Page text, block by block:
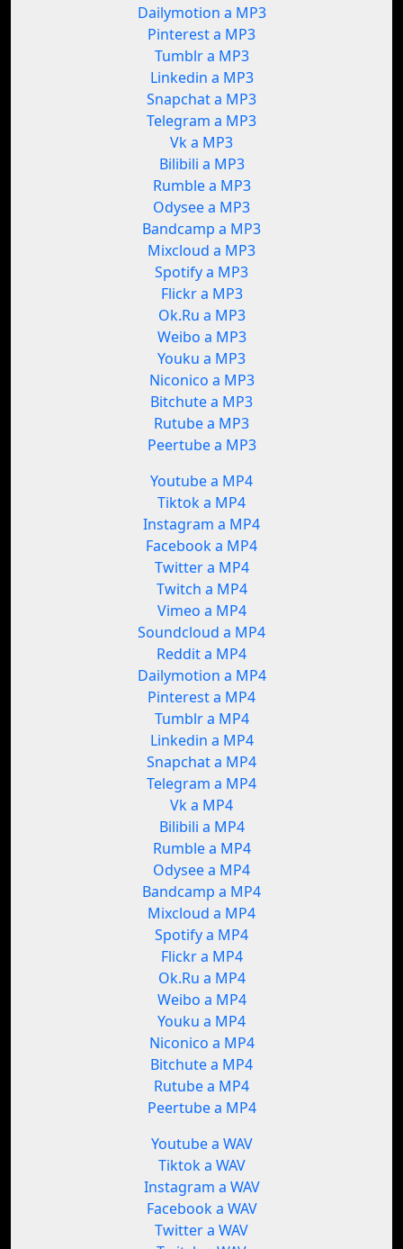
Dailymotion a MP3
Pinterest a MP3
Tumblr a MP3
Linkedin a MP3
Snapchat a MP3
Telegram a MP3
Vk a MP3
Bilibili a MP3
Rumble a MP3
Odysee a MP3
Bandcamp a MP3
Mixcloud a MP3
Spotify a MP3
Flickr a MP3
Ok.Ru a MP3
Weibo a MP3
Youku a MP3
Niconico a MP3
Bitchute a MP3
Rutube a MP3
Peertube a MP3
Youtube a MP4
Tiktok a MP4
Instagram a MP4
Facebook a MP4
Twitter a MP4
Twitch a MP4
Vimeo a MP4
Soundcloud a MP4
Reddit a MP4
Dailymotion a MP4
Pinterest a MP4
Tumblr a MP4
Linkedin a MP4
Snapchat a MP4
Telegram a MP4
Vk a MP4
Bilibili a MP4
Rumble a MP4
Odysee a MP4
Bandcamp a MP4
Mixcloud a MP4
Spotify a MP4
Flickr a MP4
Ok.Ru a MP4
Weibo a MP4
Youku a MP4
Niconico a MP4
Bitchute a MP4
Rutube a MP4
Peertube a MP4
Youtube a WAV
Tiktok a WAV
Instagram a WAV
Facebook a WAV
Twitter a WAV